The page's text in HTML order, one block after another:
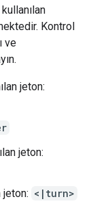
Kontrol
ve
jeton:
jeton:
jeton: <|turn>